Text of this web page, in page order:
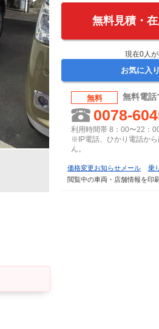
無料見積・
現在0人
お気に入
無料 無料電話
0078-
利用時間帯 8：00〜22：
※IP電話、ひかり電話か
ん。
価格変更お知らせメール
乗
閲覧中の車両・店舗情報を印刷